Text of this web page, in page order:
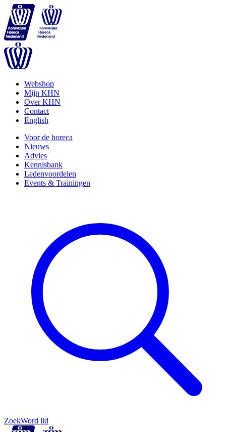
Webshop
Mijn KHN
Over KHN
Contact
English
Voor de horeca
Nieuws
Advies
Kennisbank
Ledenvoordelen
Events & Trainingen
ZoekWord lid